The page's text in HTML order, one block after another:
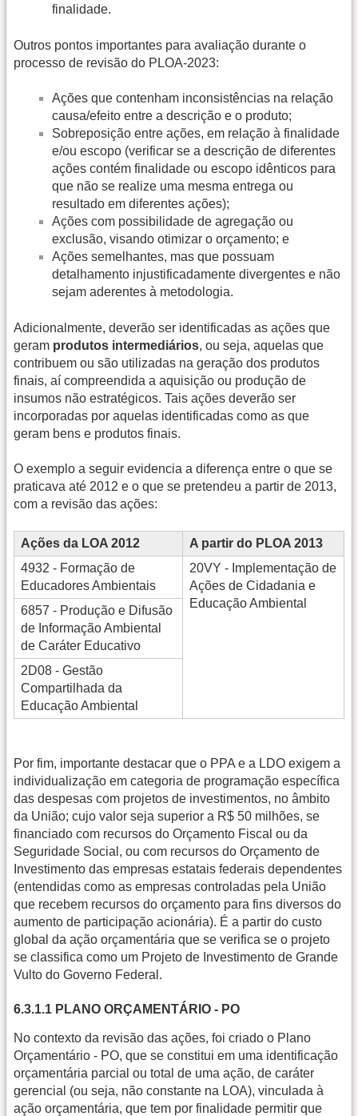
finalidade.
Outros pontos importantes para avaliação durante o
processo de revisão do PLOA-2023:
Ações que contenham inconsistências na relação
causa/efeito entre a descrição e o produto;
Sobreposição entre ações, em relação à finalidade
e/ou escopo (verificar se a descrição de diferentes
ações contém finalidade ou escopo idênticos para
que não se realize uma mesma entrega ou
resultado em diferentes ações);
Ações com possibilidade de agregação ou
exclusão, visando otimizar o orçamento; e
Ações semelhantes, mas que possuam
detalhamento injustificadamente divergentes e não
sejam aderentes à metodologia.
Adicionalmente, deverão ser identificadas as ações que
geram produtos intermediários, ou seja, aquelas que
contribuem ou são utilizadas na geração dos produtos
finais, aí compreendida a aquisição ou produção de
insumos não estratégicos. Tais ações deverão ser
incorporadas por aquelas identificadas como as que
geram bens e produtos finais.
O exemplo a seguir evidencia a diferença entre o que se
praticava até 2012 e o que se pretendeu a partir de 2013,
com a revisão das ações:
Ações da LOA 2012
A partir do PLOA 2013
4932 - Formação de
Educadores Ambientais
20VY - Implementação de
Ações de Cidadania e
Educação Ambiental
6857 - Produção e Difusão
de Informação Ambiental
de Caráter Educativo
2D08 - Gestão
Compartilhada da
Educação Ambiental
Por fim, importante destacar que o PPA e a LDO exigem a
individualização em categoria de programação específica
das despesas com projetos de investimentos, no âmbito
da União; cujo valor seja superior a R$ 50 milhões, se
financiado com recursos do Orçamento Fiscal ou da
Seguridade Social, ou com recursos do Orçamento de
Investimento das empresas estatais federais dependentes
(entendidas como as empresas controladas pela União
que recebem recursos do orçamento para fins diversos do
aumento de participação acionária). É a partir do custo
global da ação orçamentária que se verifica se o projeto
se classifica como um Projeto de Investimento de Grande
Vulto do Governo Federal.
6.3.1.1 PLANO ORÇAMENTÁRIO - PO
No contexto da revisão das ações, foi criado o Plano
Orçamentário - PO, que se constitui em uma identificação
orçamentária parcial ou total de uma ação, de caráter
gerencial (ou seja, não constante na LOA), vinculada à
ação orçamentária, que tem por finalidade permitir que